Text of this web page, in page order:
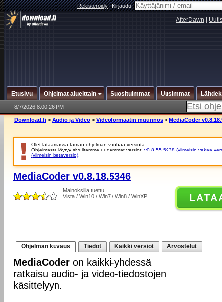
Rekisteröidy|Kirjaudu:
AfterDawn
Etusivu Ohjelmat alueittain Suosituimmat Uusimmat
8/7/2026 8:00:26 PM
Download.fi > Audio ja Video > Videoformaatin muunnos > MediaCoder
Olet lataamassa tämän ohjelman vanhaa versiota.
Ohjelmasta löytyy sivuiltamme uudemmat versiot: v0.8.55.5938 (viimeisin vakaa
(viimeisin betaversio)
MediaCoder v0.8.18.5346
Mainoksilla tuettu
Vista / Win10 / Win7 / Win8 / WinXP
Ohjelman kuvaus Tiedot Kaikki versiot Arvostelut
MediaCoder on kaikki-yhdessä
ratkaisu audio- ja video-tiedostojen
käsittelyyn.